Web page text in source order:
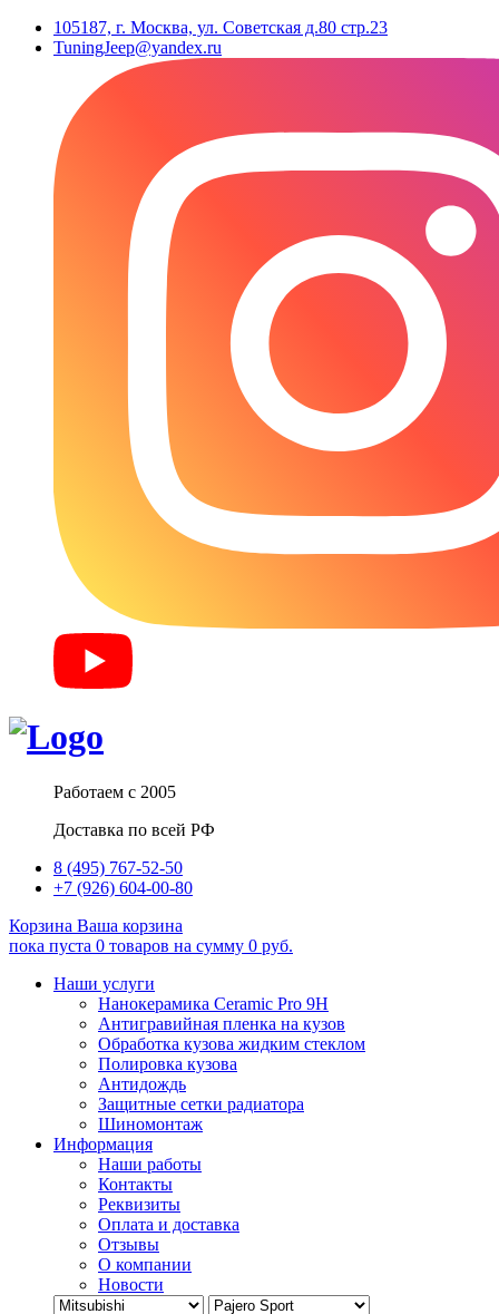
105187, г. Москва, ул. Советская д.80 стр.23
TuningJeep@yandex.ru
Работаем с 2005
Доставка по всей РФ
8 (495) 767-52-50
+7 (926) 604-00-80
Корзина Ваша корзина
пока пуста 0 товаров на сумму 0 руб.
Наши услуги
Нанокерамика Ceramic Pro 9H
Антигравийная пленка на кузов
Обработка кузова жидким стеклом
Полировка кузова
Антидождь
Защитные сетки радиатора
Шиномонтаж
Информация
Наши работы
Контакты
Реквизиты
Оплата и доставка
Отзывы
О компании
Новости